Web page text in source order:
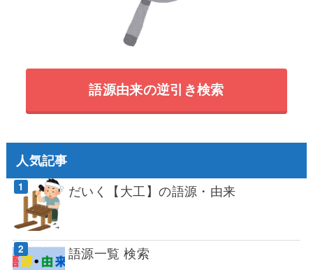
語源由来の逆引き検索
人気記事
だいく【大工】の語源・由来
語源一覧 検索